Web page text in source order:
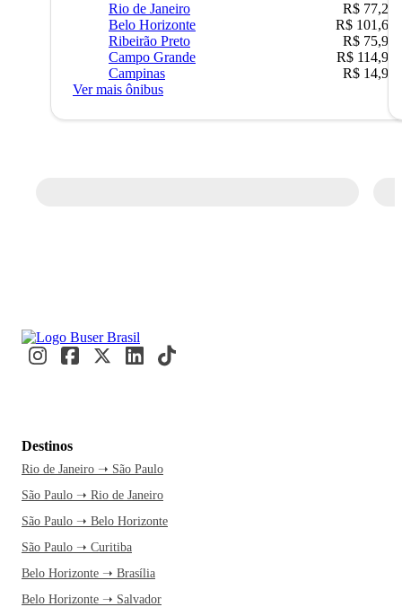
Rio de Janeiro
R$ 77,22
Belo Horizonte
R$ 101,67
Ribeirão Preto
R$ 75,90
Campo Grande
R$ 114,90
Campinas
R$ 14,90
Ver mais ônibus
Destinos
Rio de Janeiro ➝ São Paulo
São Paulo ➝ Rio de Janeiro
São Paulo ➝ Belo Horizonte
São Paulo ➝ Curitiba
Belo Horizonte ➝ Brasília
Belo Horizonte ➝ Salvador